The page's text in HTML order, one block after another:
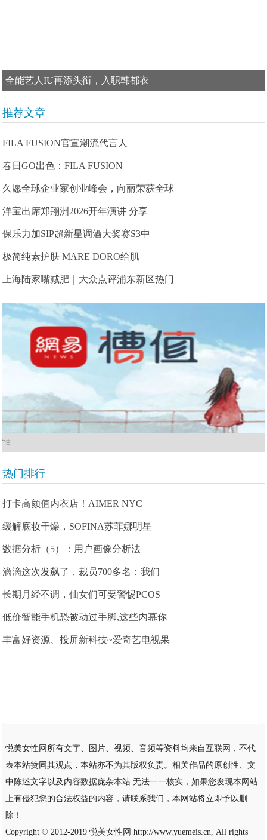
全能艺人IU再添头衔，入职韩都衣
推荐文章
FILA FUSION官宣潮流代言人
春日GO出色：FILA FUSION
久愿全球企业家创业峰会，向丽荣获全球
洋宝出席郑翔洲2026开年演讲 分享
保乐力加SIP超新星调酒大奖赛S3中
极简纯素护肤 MARE DORO给肌
上海陆家嘴减肥｜大众点评浦东新区热门
广告
热门排行
打卡高颜值内衣店！AIMER NYC
缓解底妆干燥，SOFINA苏菲娜明星
数据分析（5）：用户画像分析法
滴滴这次发飙了，裁员700多名：我们
长期月经不调，仙女们可要警惕PCOS
低价智能手机恐被动过手脚,这些内幕你
丰富好资源、投屏新科技~爱奇艺电视果
悦美女性网所有文字、图片、视频、音频等资料均来自互联网，不代
表本站赞同其观点，本站亦不为其版权负责。相关作品的原创性、文
中陈述文字以及内容数据庞杂本站 无法一一核实，如果您发现本网站
上有侵犯您的合法权益的内容，请联系我们，本网站将立即予以删
除！
Copyright © 2012-2019悦美女性网 http://www.yuemeis.cn, All rights